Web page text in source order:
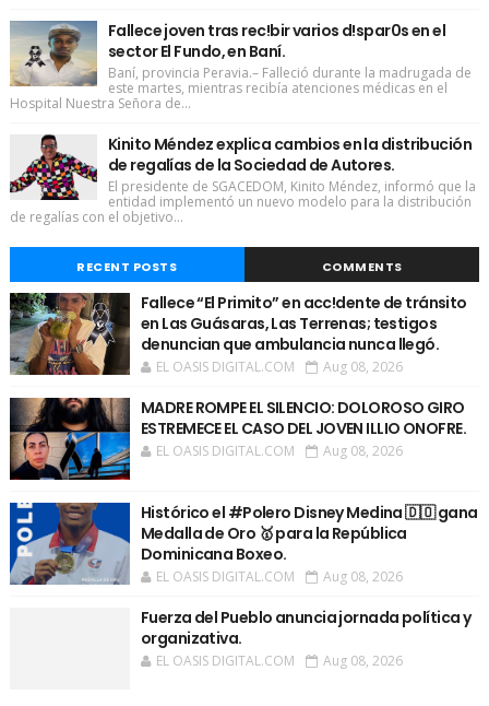
Fallece joven tras rec!bir varios d!spar0s en el
sector El Fundo, en Baní.
Baní, provincia Peravia.– Falleció durante la madrugada de
este martes, mientras recibía atenciones médicas en el
Hospital Nuestra Señora de...
Kinito Méndez explica cambios en la distribución
de regalías de la Sociedad de Autores.
El presidente de SGACEDOM, Kinito Méndez, informó que la
entidad implementó un nuevo modelo para la distribución
de regalías con el objetivo...
RECENT POSTS COMMENTS
Fallece “El Primito” en acc!dente de tránsito
en Las Guásaras, Las Terrenas; testigos
denuncian que ambulancia nunca llegó.
EL OASIS DIGITAL.COM Aug 08, 2026
MADRE ROMPE EL SILENCIO: DOLOROSO GIRO
ESTREMECE EL CASO DEL JOVEN ILLIO ONOFRE.
EL OASIS DIGITAL.COM Aug 08, 2026
Histórico el #Polero Disney Medina 🇩🇴 gana
Medalla de Oro 🥇 para la República
Dominicana Boxeo.
EL OASIS DIGITAL.COM Aug 08, 2026
Fuerza del Pueblo anuncia jornada política y
organizativa.
EL OASIS DIGITAL.COM Aug 08, 2026